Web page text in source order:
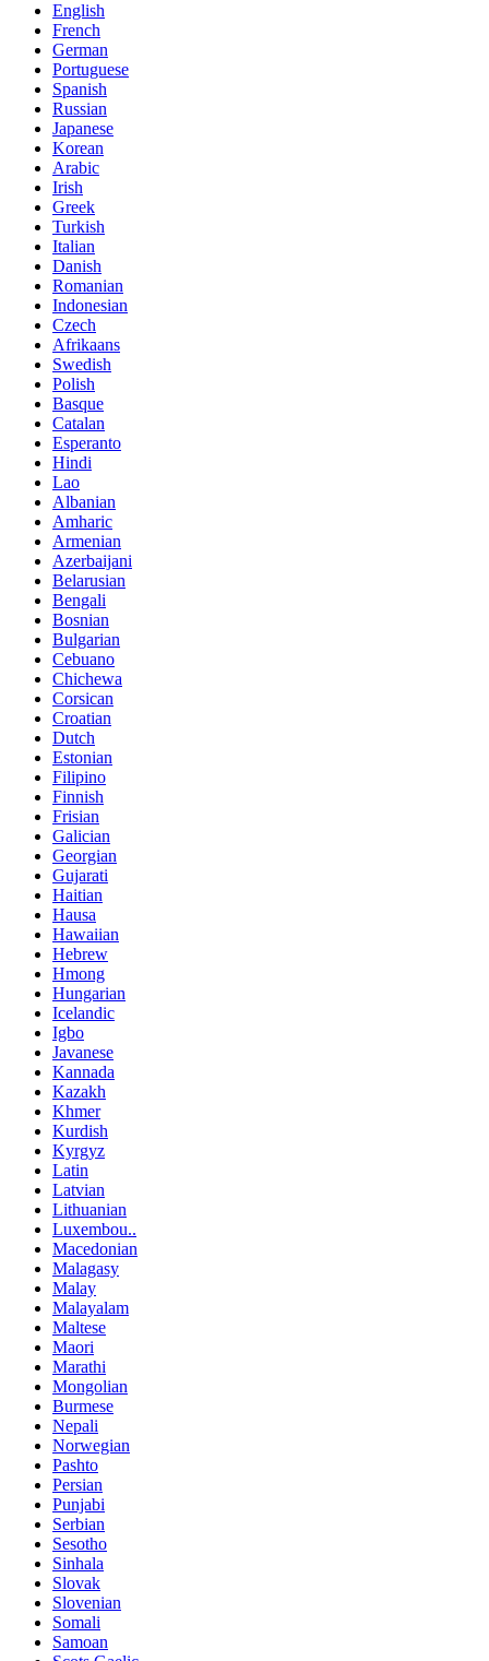
English
French
German
Portuguese
Spanish
Russian
Japanese
Korean
Arabic
Irish
Greek
Turkish
Italian
Danish
Romanian
Indonesian
Czech
Afrikaans
Swedish
Polish
Basque
Catalan
Esperanto
Hindi
Lao
Albanian
Amharic
Armenian
Azerbaijani
Belarusian
Bengali
Bosnian
Bulgarian
Cebuano
Chichewa
Corsican
Croatian
Dutch
Estonian
Filipino
Finnish
Frisian
Galician
Georgian
Gujarati
Haitian
Hausa
Hawaiian
Hebrew
Hmong
Hungarian
Icelandic
Igbo
Javanese
Kannada
Kazakh
Khmer
Kurdish
Kyrgyz
Latin
Latvian
Lithuanian
Luxembou..
Macedonian
Malagasy
Malay
Malayalam
Maltese
Maori
Marathi
Mongolian
Burmese
Nepali
Norwegian
Pashto
Persian
Punjabi
Serbian
Sesotho
Sinhala
Slovak
Slovenian
Somali
Samoan